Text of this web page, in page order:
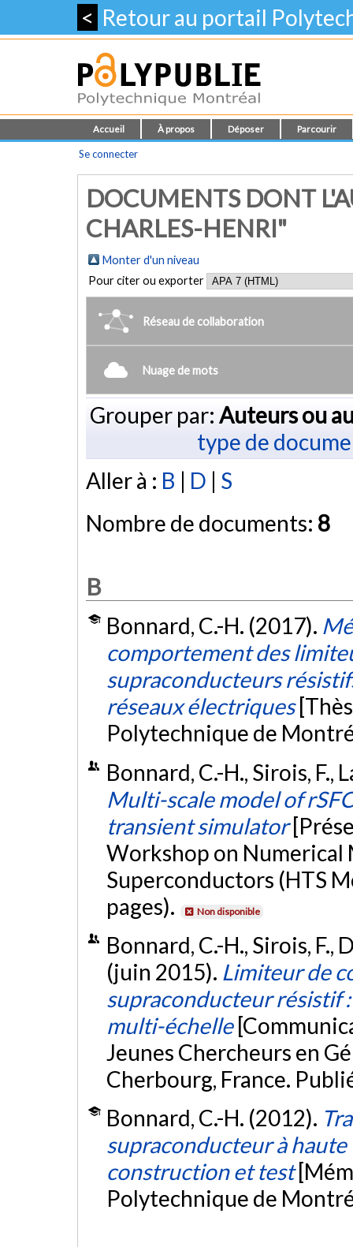
< Retour au portail
Accueil À propos Déposer Parcourir
Se connecter
DOCUMENTS DONT
CHARLES-HENRI"
Monter d'un niveau
Pour citer ou exporter
Réseau de collaboration
Nuage de mots
Grouper par: Auteurs ou
type de
Aller à : B | D | S
Nombre de documents: 8
B
Bonnard, C.-H. (2017).
comportement des
supraconducteurs
réseaux électriques
Polytechnique de
Bonnard, C.-H., Sirois, F.,
Multi-scale model of
transient simulator
Workshop on Numerical
Superconductors (HTS
pages).
Non disponible
Bonnard, C.-H., Sirois, F.,
(juin 2015). Limiteur de
supraconducteur résistif
multi-échelle
Jeunes Chercheurs en
Cherbourg, France.
Bonnard, C.-H. (2012).
supraconducteur à
construction et test
Polytechnique de